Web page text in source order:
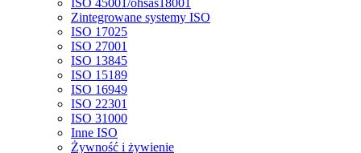
Zintegrowane systemy ISO
ISO 17025
ISO 27001
ISO 13845
ISO 15189
ISO 16949
ISO 22301
ISO 31000
Inne ISO
Żywność i żywienie